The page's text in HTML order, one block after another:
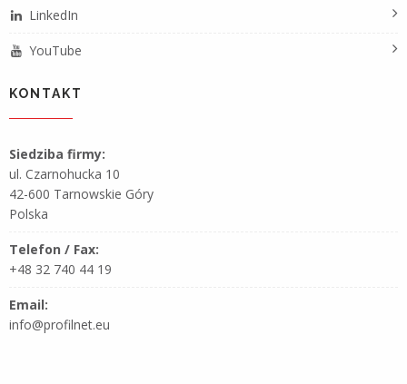
LinkedIn
YouTube
KONTAKT
Siedziba firmy:
ul. Czarnohucka 10
42-600 Tarnowskie Góry
Polska
Telefon / Fax:
+48 32 740 44 19
Email:
info@profilnet.eu